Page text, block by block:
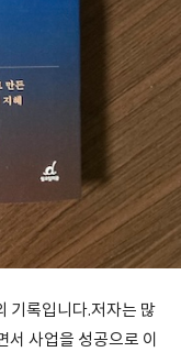
기록입니다.저자는 많
사업을 성공으로 이